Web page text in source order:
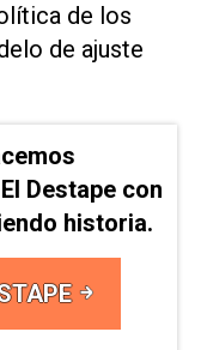
de los
de ajuste
Destape con
historia.